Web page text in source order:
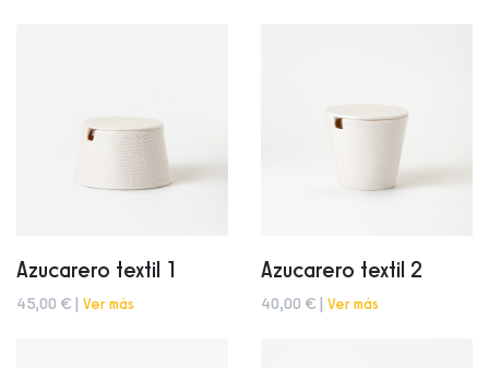
Azucarero textil 1
45,00 € | Ver más
Azucarero textil 2
40,00 € | Ver más